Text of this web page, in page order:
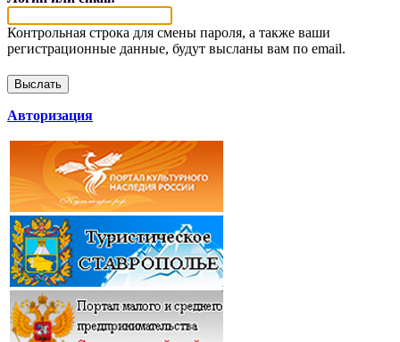
Контрольная строка для смены пароля, а также ваши
регистрационные данные, будут высланы вам по email.
Авторизация